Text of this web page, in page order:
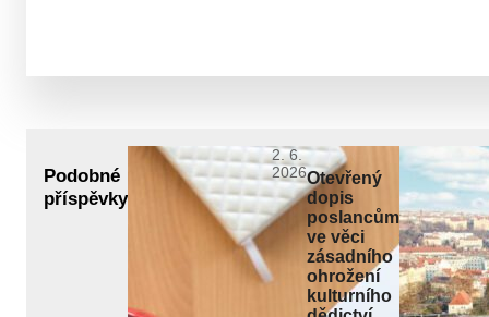
Podobné
příspěvky
2. 6.
2026Otevřený
dopis
poslancům
ve věci
zásadního
ohrožení
kulturního